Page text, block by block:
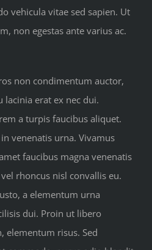
vehicula vitae sed sapien. Ut
non egestas ante varius ac.
non condimentum auctor,
lacinia erat ex nec dui.
a turpis faucibus aliquet.
venenatis urna. Vivamus
faucibus magna venenatis
rhoncus nisl convallis eu.
a elementum urna
dui. Proin ut libero
elementum risus. Sed